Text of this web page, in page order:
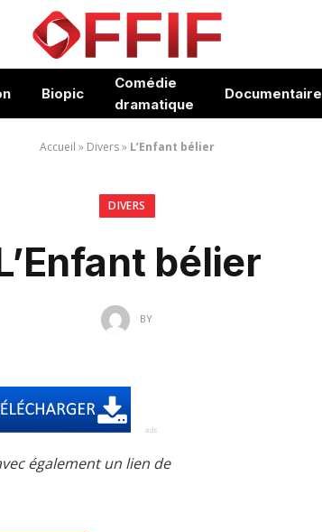
Biopic
Comédie
dramatique
Documentaire
Accueil » Divers» L’Enfant bélier
DIVERS
bélier
BY
également un lien de